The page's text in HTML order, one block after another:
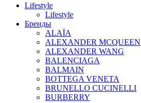
Lifestyle
Lifestyle
Бренды
ALAÏA
ALEXANDER MCQUEEN
ALEXANDER WANG
BALENCIAGA
BALMAIN
BOTTEGA VENETA
BRUNELLO CUCINELLI
BURBERRY